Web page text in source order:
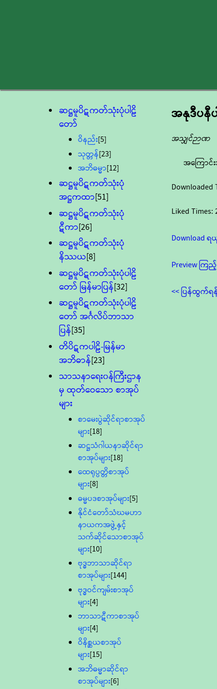
ဆဋ္ဌမူပိဋကတ်သုံးပုံပါဠိ
တော်
ဝိနည်း[5]
သုတ္တန်[23]
အဘိဓမ္မာ[12]
ဆဋ္ဌမူပိဋကတ်သုံးပုံ
အဋ္ဌကထာ[51]
ဆဋ္ဌမူပိဋကတ်သုံးပုံ
ဋီကာ[26]
ဆဋ္ဌမူပိဋကတ်သုံးပုံ
နိဿယ[8]
ဆဋ္ဌမူပိဋကတ်သုံးပုံပါဠိ
တော် မြန်မာပြန်[32]
ဆဋ္ဌမူပိဋကတ်သုံးပုံပါဠိ
တော် အင်္ဂလိပ်ဘာသာ
ပြန်[35]
တိပိဋကပါဠိ-မြန်မာ
အဘိဓာန်[23]
သာသနာရေး၀န်ကြီးဌာန
မှ ထုတ်ဝေသော စာအုပ်
များ
စာမေးပွဲဆိုင်ရာစာအုပ်
များ[18]
ဆဋ္ဌသံဂါယနာဆိုင်ရာ
စာအုပ်များ[18]
ထေရုပ္ပတ္တိစာအုပ်
များ[8]
ဓမ္မပဒစာအုပ်များ[5]
နိုင်ငံတော်သံဃမဟာ
နာယကအဖွဲ့နှင့်
သက်ဆိုင်သောစာအုပ်
များ[10]
ဗုဒ္ဓဘာသာဆိုင်ရာ
စာအုပ်များ[144]
ဗုဒ္ဓဝင်ကျမ်းစာအုပ်
များ[4]
ဘာသာဋီကာစာအုပ်
များ[4]
ဝိနိစ္ဆယစာအုပ်
များ[15]
အဘိဓမ္မာဆိုင်ရာ
စာအုပ်များ[6]
အနုဒီပနီပ
အသျှင်ဉာဏ
အကြောင်
Downloaded
Liked Times:
Download
Preview ကြ
<< ပြန်ထွက်ရ